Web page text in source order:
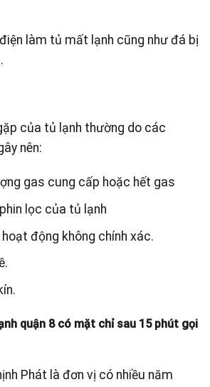
làm tủ mất lạnh cũng như đá bị
của tủ lạnh thường do các
nên:
gas cung cấp hoặc hết gas
lọc của tủ lạnh
động không chính xác.
quận 8 có mặt chỉ sau 15 phút gọi
Phát là đơn vị có nhiều năm